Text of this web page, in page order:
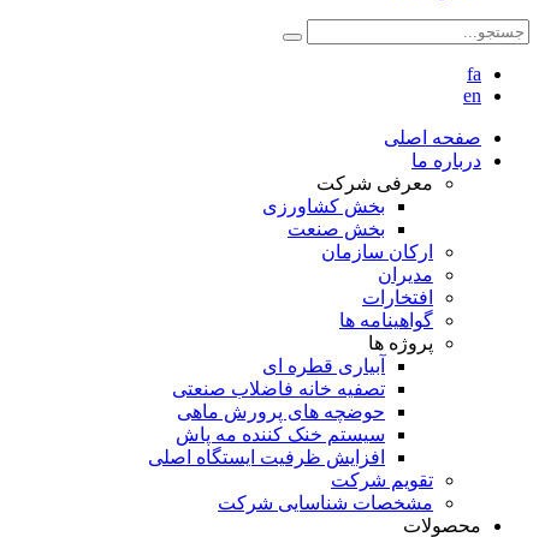
fa
en
صفحه اصلی
درباره ما
معرفی شرکت
بخش کشاورزی
بخش صنعت
ارکان سازمان
مدیران
افتخارات
گواهینامه ها
پروژه ها
آبیاری قطره ای
تصفیه خانه فاضلاب صنعتی
حوضچه های پرورش ماهی
سیستم خنک کننده مه پاش
افزایش ظرفیت ایستگاه اصلی
تقویم شرکت
مشخصات شناسایی شرکت
محصولات